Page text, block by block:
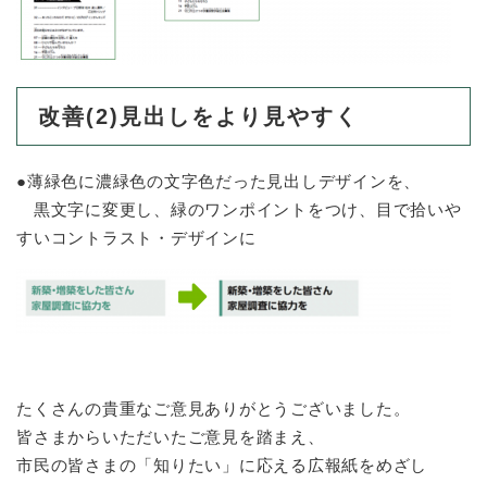
改善(2)見出しをより見やすく
●薄緑色に濃緑色の文字色だった見出しデザインを、
黒文字に変更し、緑のワンポイントをつけ、目で拾いや
すいコントラスト・デザインに
たくさんの貴重なご意見ありがとうございました。
皆さまからいただいたご意見を踏まえ、
市民​の皆さまの 「知りたい」に応える広報紙をめざし